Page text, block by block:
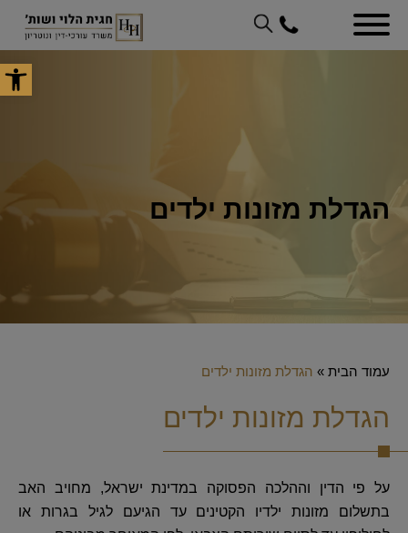
פתח
הגדלת מזונות ילדים
עמוד הבית » הגדלת מזונות ילדים
הגדלת מזונות ילדים
על פי הדין וההלכה הפסוקה במדינת ישראל, מחויב האב
בתשלום מזונות ילדיו הקטינים עד הגיעם לגיל בגרות או